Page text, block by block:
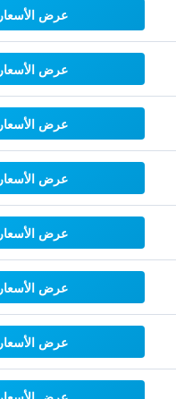
عرض الأسعار
عرض الأسعار
عرض الأسعار
عرض الأسعار
عرض الأسعار
عرض الأسعار
عرض الأسعار